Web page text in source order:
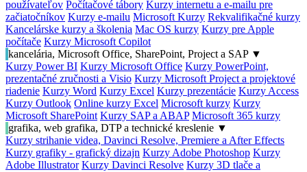
používateľov Počítačové tábory Kurzy internetu a e-mailu pre
začiatočníkov Kurzy e-mailu Microsoft Kurzy Rekvalifikačné kurzy
Kancelárske kurzy a školenia Mac OS kurzy Kurzy pre Apple
počítače Kurzy Microsoft Copilot
kancelária, Microsoft Office, SharePoint, Project a SAP ▼
Kurzy Power BI Kurzy Microsoft Office Kurzy PowerPoint,
prezentačné zručnosti a Visio Kurzy Microsoft Project a projektové
riadenie Kurzy Word Kurzy Excel Kurzy prezentácie Kurzy Access
Kurzy Outlook Online kurzy Excel Microsoft kurzy Kurzy
Microsoft SharePoint Kurzy SAP a ABAP Microsoft 365 kurzy
grafika, web grafika, DTP a technické kreslenie ▼
Kurzy strihanie videa, Davinci Resolve, Premiere a After Effects
Kurzy grafiky - grafický dizajn Kurzy Adobe Photoshop Kurzy
Adobe Illustrator Kurzy Davinci Resolve Kurzy 3D tlače a